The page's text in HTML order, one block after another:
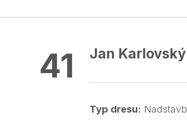
41 Jan Karlovský
Typ dresu: